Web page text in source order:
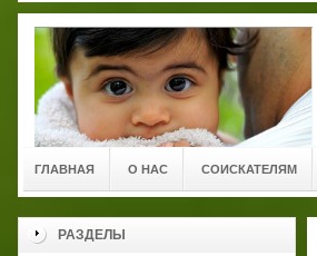
ГЛАВНАЯ О НАС СОИСКАТЕЛЯМ
РАЗДЕЛЫ